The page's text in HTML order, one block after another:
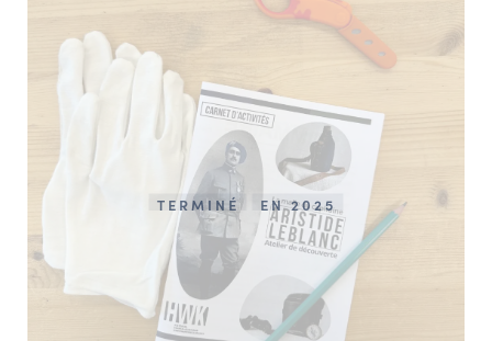
TERMINÉ EN 2025